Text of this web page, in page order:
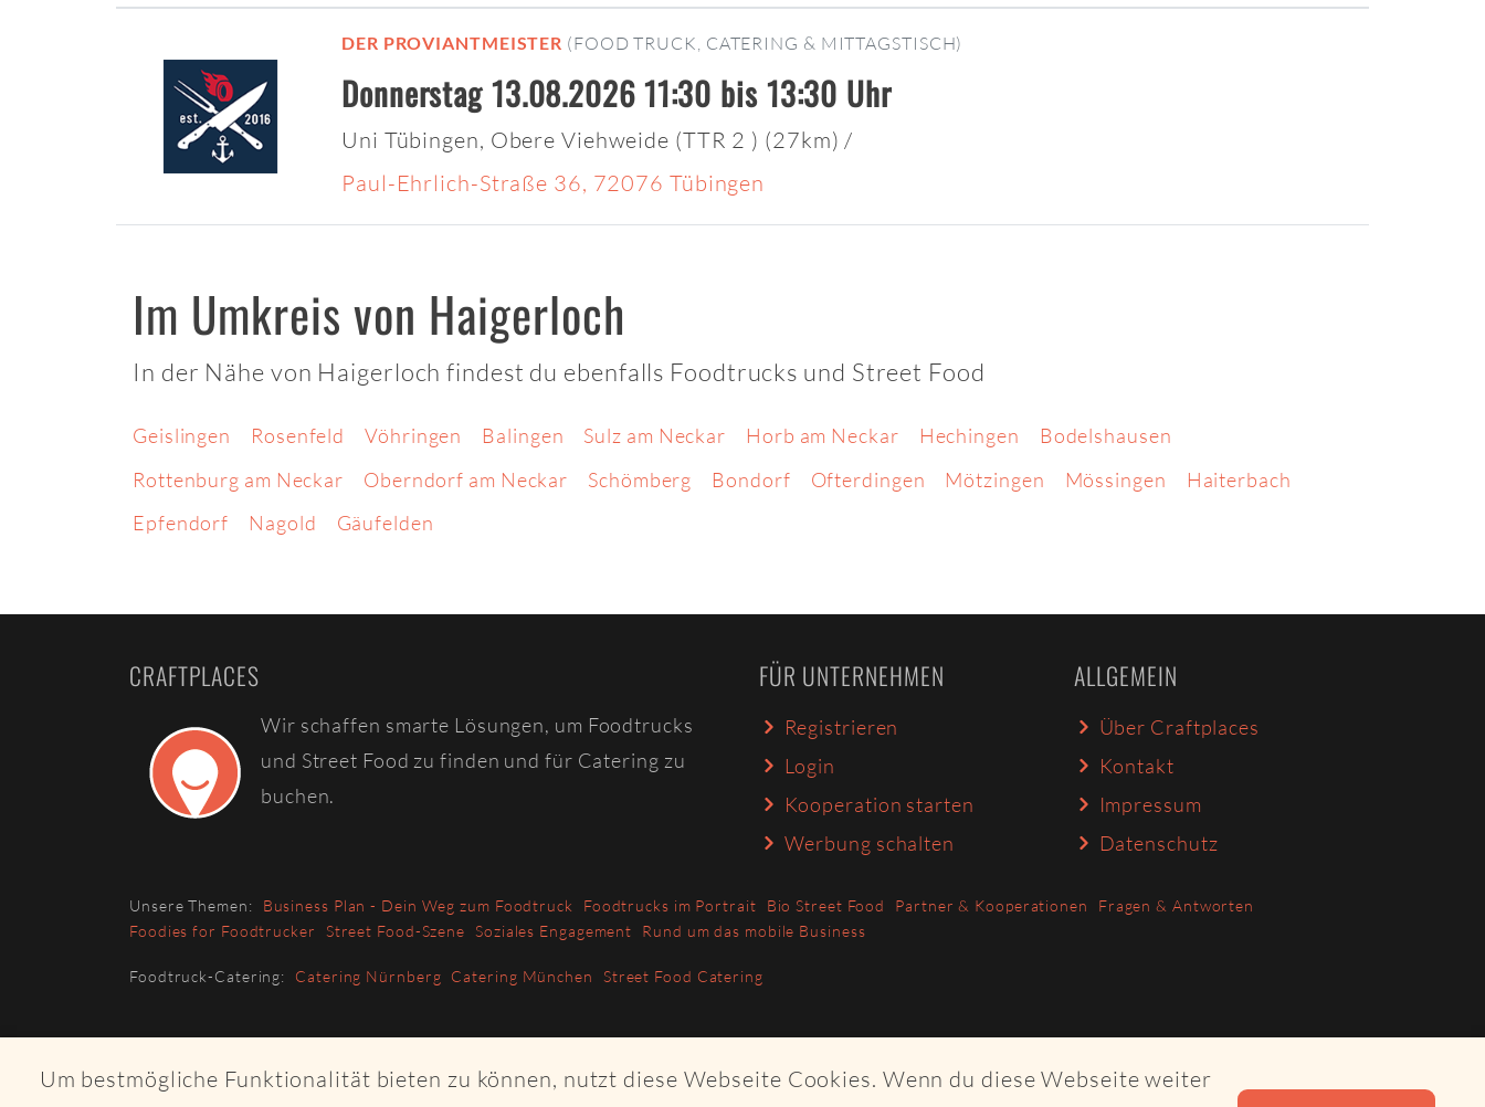
Um bestmögliche Funktionalität bieten zu können, nutzt diese Webseite Cookies. Wenn du diese Webseite weiter
DER PROVIANTMEISTER (FOOD TRUCK, CATERING & MITTAGSTISCH)
Donnerstag 13.08.2026 11:30 bis 13:30 Uhr
Uni Tübingen, Obere Viehweide (TTR 2 ) (27km)/
Paul-Ehrlich-Straße 36, 72076 Tübingen
Im Umkreis von Haigerloch
In der Nähe von Haigerloch findest du ebenfalls Foodtrucks und Street Food
Geislingen Rosenfeld Vöhringen Balingen Sulz am Neckar Horb am Neckar Hechingen
Bodelshausen
Rottenburg am Neckar
Oberndorf am Neckar Schömberg Bondorf Ofterdingen Mötzingen Mössingen
Haiterbach
Epfendorf
Nagold Gäufelden
CRAFTPLACES
Wir schaffen smarte Lösungen, um Foodtrucks
und Street Food zu finden und für Catering zu
buchen.
FÜR UNTERNEHMEN
Registrieren
Login
Kooperation starten
Werbung schalten
ALLGEMEIN
Über Craftplaces
Kontakt
Impressum
Datenschutz
Unsere Themen: Business Plan - Dein Weg zum Foodtruck Foodtrucks im Portrait Bio Street Food Partner & Kooperationen
Fragen & Antworten
Foodies for Foodtrucker
Street Food-Szene Soziales Engagement Rund um das mobile Business
Foodtruck-Catering: Catering Nürnberg Catering München Street Food Catering